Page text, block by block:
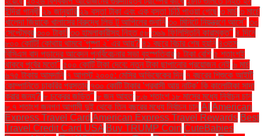
ইন্দিরা গান্ধী ২৯ জানুয়ারি ২৯ বস্তা টাকা এবং এক বস্তা চিঠি পাওয়া গেছে ৩ মার্চ ৩ মার্চে
খালেদা জিয়াকে খালাসের বিরুদ্ধে লিভ টু আপিলের শুনানি ৩০ মিনিটে নিয়ন্ত্রণে আসে" ৩০
সেপ্টেম্বর ৩০০ টাকা! ৩৩ হামলাকারীসহ নিহত ৫৮ ৩৬৯ ফিলিস্তিনি কারামুক্ত" ৪ দিনে
৮০০ কোটি! কোথায় থামবে 'পুষ্পা ২' এর আয়? ৪১ বছরে বিচার শেষ হয়নি ৪৩তম
বিসিএস বাদ পড়াদের আবেদন পুনর্বিবেচনার সভা বৃহস্পতিবার ৫ টাকা বেশি ৫ শতাংশই
থাকবে পূর্বের মতো" ৫০০ কোটি টাকা দেবে: নতুন টাকা ছাপানোর প্রয়োজন নেই ৬ মার্চ
৬৭৫ টাকায় আমদানি ৭ আগস্ট ২০০৫: মেসির অভিষেকের দিন ৭ বছরের শিশুকে আইটি
কোম্পানিতে চাকরির প্রস্তাব ৭৩০ কোটি টাকার ‘প্রবাসী আয় নাটক’ কি কালোটাকা সাদা
করার জন্য? ৮ চক্রের জড়িত" ৮ জন আহত ৮.৬ শতাংশ ১৮ মাসের মধ্যে নির্বাচন চান
৮.৭ শতাংশ জনগণ আগামী দুই থেকে তিন বছরের মধ্যে নির্বাচন চান AI American
Express Travel Card American Express Travel Rewards Best
Travel Credit Card USA Buy TRUMP Coin CuteBabies